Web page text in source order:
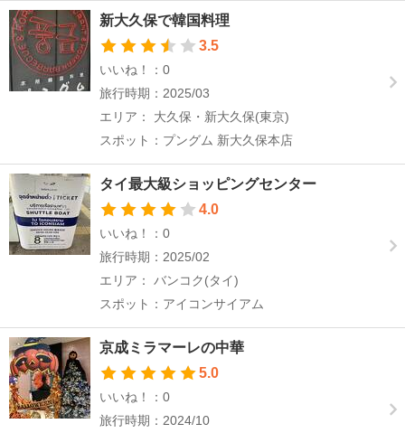
新大久保で韓国料理
3.5
いいね！：0
旅行時期：2025/03
エリア： 大久保・新大久保(東京)
スポット：プングム 新大久保本店
タイ最大級ショッピングセンター
4.0
いいね！：0
旅行時期：2025/02
エリア： バンコク(タイ)
スポット：アイコンサイアム
京成ミラマーレの中華
5.0
いいね！：0
旅行時期：2024/10